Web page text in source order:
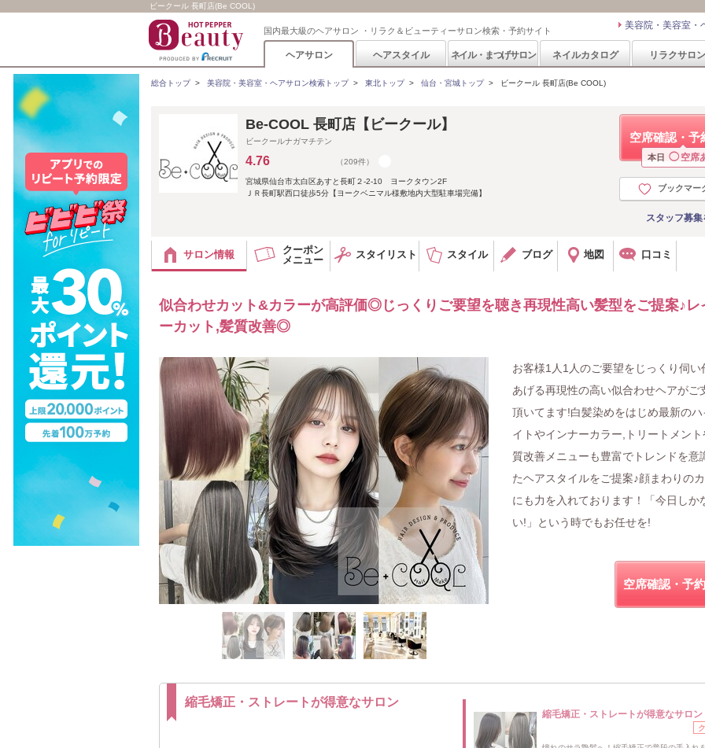
ビークール 長町店(Be COOL)
国内最大級のヘアサロン ・リラク＆ビューティーサロン検索・予約サイト 美容院・美容室・
ヘアサロン ヘアスタイル ネイル・まつげサロン ネイルカタログ リラクサロン
総合トップ> 美容院・美容室・ヘアサロン検索トップ> 東北トップ> 仙台・宮城トップ> ビークール 長町店(Be COOL)
空席確認・予
本日 ◯ 空席
ブックマー
スタッフ募
Be-COOL 長町店【ビークール】
ビークールナガマチテン
4.76 （209件）
宮城県仙台市太白区あすと長町２-2-10 ヨークタウン2F
ＪＲ長町駅西口徒歩5分【ヨークベニマル様敷地内大型駐車場完備】
サロン情報
クーポン
メニュー
スタイリスト スタイル ブログ 地図 口コミ
似合わせカット&カラーが高評価◎じっくりご要望を聴き再現性高い髪型をご提案♪レ
ーカット,髪質改善◎
お客様1人1人のご要望をじっくり伺い
あげる再現性の高い似合わせヘアがご
頂いてます!白髪染めをはじめ最新のハ
イトやインナーカラー,トリートメント
質改善メニューも豊富でトレンドを意
たヘアスタイルをご提案♪顔まわりの
にも力を入れております！「今日しか
い!」という時でもお任せを!
空席確認・予
縮毛矯正・ストレートが得意なサロン
縮毛矯正・ストレートが得意なサロン